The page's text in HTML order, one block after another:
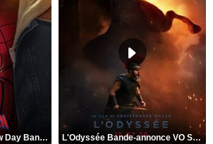
Spider-Man: Brand New Day Bande-annonce VO STFR L'Odyssée Bande-annonce VO STFR